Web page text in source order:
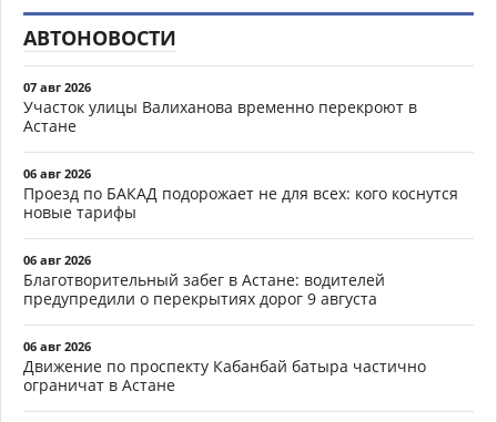
АВТОНОВОСТИ
07 авг 2026
Участок улицы Валиханова временно перекроют в
Астане
06 авг 2026
Проезд по БАКАД подорожает не для всех: кого коснутся
новые тарифы
06 авг 2026
Благотворительный забег в Астане: водителей
предупредили о перекрытиях дорог 9 августа
06 авг 2026
Движение по проспекту Кабанбай батыра частично
ограничат в Астане